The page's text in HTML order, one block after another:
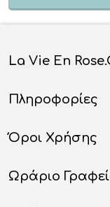
La Vie En
Πληροφορίες
Όροι Χρήσης
Ωράριο